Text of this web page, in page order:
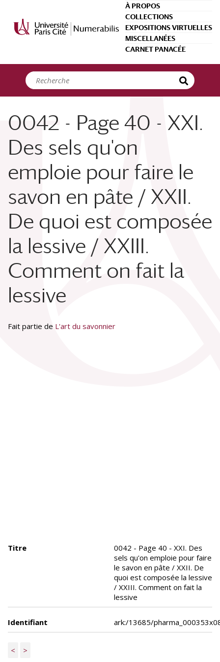
À PROPOS
COLLECTIONS
EXPOSITIONS VIRTUELLES
MISCELLANÉES
CARNET PANACÉE
0042 - Page 40 - XXI.
Des sels qu'on
emploie pour faire le
savon en pâte / XXII.
De quoi est composée
la lessive / XXIII.
Comment on fait la
lessive
Fait partie de L'art du savonnier
Titre
0042 - Page 40 - XXI. Des
sels qu'on emploie pour faire
le savon en pâte / XXII. De
quoi est composée la lessive
/ XXIII. Comment on fait la
lessive
Identifiant ark:/13685/
< >